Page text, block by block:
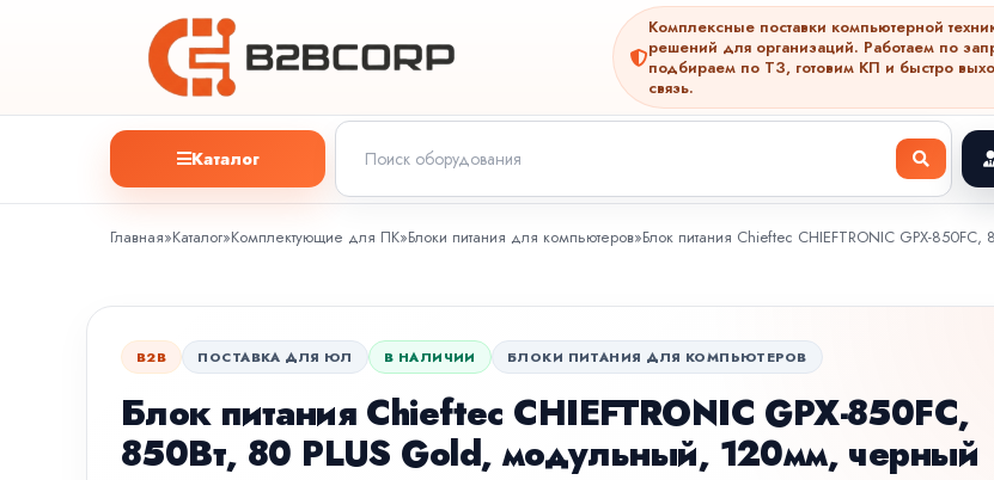
Комплексные поставки компьютерной
решений для организаций. Работаем по
подбираем по ТЗ, готовим КП и быстро
связь.
Каталог
Главная»Каталог»Комплектующие для ПК»Блоки питания для компьютеров»Блок питания Chieftec CHIEFTRONIC GPX-
B2B ПОСТАВКА ДЛЯ ЮЛ В НАЛИЧИИ БЛОКИ ПИТАНИЯ ДЛЯ КОМПЬЮТЕРОВ
Блок питания Chieftec CHIEFTRONIC GPX-850FC,
850Вт, 80 PLUS Gold, модульный, 120мм, черный